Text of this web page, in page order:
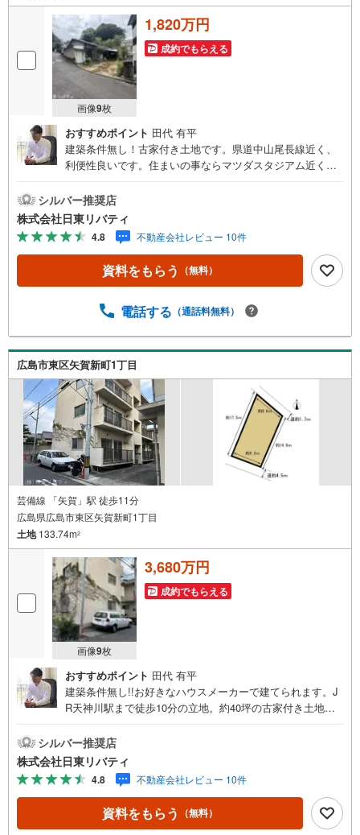
画像9枚
1,820万円
成約でもらえる
おすすめポイント 田代 有平
建築条件無し！古家付き土地です。県道中山尾長線近く、
利便性良いです。住まいの事ならマツダスタジアム近くの
ご紹介できます。広島市内はもちろん廿日市から呉・東広
島まで6000物件の豊富な情報量!!「実際に自分自身が住む
家を見て納得して買いたい」広告では分かり難い物件の長
所や短所を現地でご確認できます。お気軽にお問い合わせ
下さい。TV電話やLINE等でオンライン案内も可能です。お
気軽にお申し付け下さい。「住まいを通じた出逢いを大切
頂き、広島県下でも有数の不動産グループへ成長すること
大切に、お客様へのサポートをさせて頂きます。株式会社
日東リバティ〒732-0818広島市南区段原日出2丁目2-22-2F
シルバー推奨店
株式会社日東リバティ
4.8 不動産会社レビュー 10件
資料をもらう （無料）
電話する （通話料無料）
広島市東区矢賀新町1丁目
芸備線 「矢賀」駅 徒歩11分
広島県広島市東区矢賀新町1丁目
土地133.74m2
画像9枚
3,680万円
成約でもらえる
おすすめポイント 田代 有平
建築条件無し!!お好きなハウスメーカーで建てられます。J
R天神川駅まで徒歩10分の立地。約40坪の古家付き土地で
へ!!チラシやネット広告に載っていない物件もご紹介できま
す。広島市内はもちろん廿日市から呉・東広島まで6000物
件の豊富な情報量!!「実際に自分自身が住む家を見て納得し
て買いたい」広告では分かり難い物件の長所や短所を現地
でご確認できます。お気軽にお問い合わせ下さい。TV電話
やLINE等でオンライン案内も可能です。お気軽にお申し付
シルバー推奨店
株式会社日東リバティ
4.8 不動産会社レビュー 10件
資料をもらう （無料）